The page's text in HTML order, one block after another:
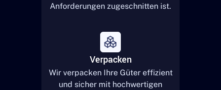
Anforderungen zugeschnitten ist.
Verpacken
Wir verpacken Ihre Güter effizient
und sicher mit hochwertigen